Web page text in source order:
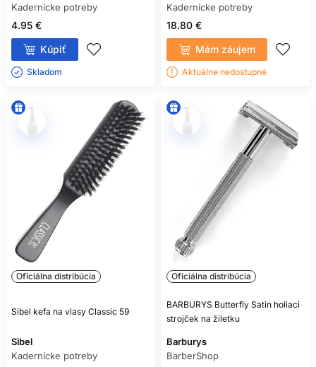
Kadernícke potreby
4.95 €
Kúpiť
Skladom ㅤ
Kadernícke potreby
18.80 €
Mám záujem
Aktuálne nedostupné
Oficiálna distribúcia
Sibel kefa na vlasy Classic 59
Sibel
Kadernícke potreby
Oficiálna distribúcia
BARBURYS Butterfly Satin holiaci
strojček na žiletku
Barburys
BarberShop